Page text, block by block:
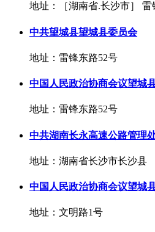
地址：［湖南省.长沙市］ 雷
中共望城县望城县委员会
地址：雷锋东路52号
中国人民政治协商会议望城
地址：雷锋东路52号
中共湖南长永高速公路管理
地址：湖南省长沙市长沙县
中国人民政治协商会议望城
地址：文明路1号